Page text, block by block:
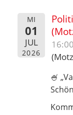
MI
01
JUL
2026
🍧